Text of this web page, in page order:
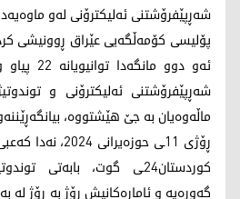
شه‌ڕپێفرۆشتنی ئه‌لیكترۆنی له‌و
پۆلیسی كۆمه‌ڵگه‌یی عێراق ڕوونیشی
ئه‌و دوو
شه‌ڕپێفرۆشتنی ئه‌لیكترۆنی و
ماڵه‌وه‌یان به‌ جێ هێشتووه‌،
ڕۆژی 11ـی
کوردستان24ـی گوت، بابەتی
گەورەیە و ئامارەکانیش ڕۆژ بە ڕۆژ لە